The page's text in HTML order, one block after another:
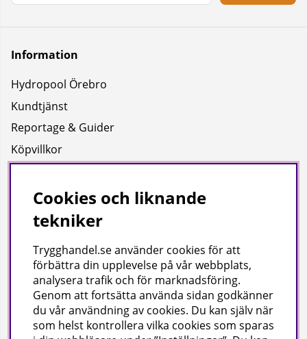
Information
Hydropool Örebro
Kundtjänst
Reportage & Guider
Köpvillkor
Uppgifter för leverans
Om oss
Företagsinformation / hitta till oss
Gilla oss på facebook!
Ta del av inspiration, tävlingar och mycket mer
Cookies och liknande
tekniker
Trygghandel.se använder cookies för att
förbättra din upplevelse på vår webbplats,
analysera trafik och för marknadsföring.
Genom att fortsätta använda sidan godkänner
du vår användning av cookies. Du kan själv när
som helst kontrollera vilka cookies som sparas